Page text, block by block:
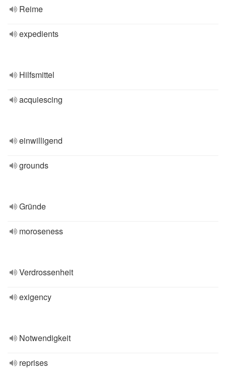
Reime
expedients
Hilfsmittel
acquiescing
einwilligend
grounds
Gründe
moroseness
Verdrossenheit
exigency
Notwendigkeit
reprises